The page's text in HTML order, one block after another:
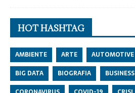
HOT HASHTAG
AMBIENTE ARTE AUTOMOTIVE
BIG DATA
BIOGRAFIA BUSINESS